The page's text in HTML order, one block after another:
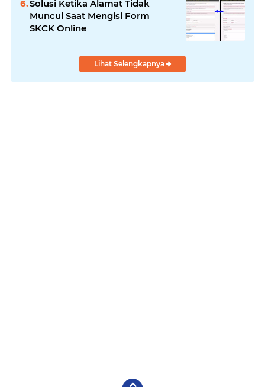
Solusi Ketika Alamat Tidak
Muncul Saat Mengisi Form
SKCK Online
Lihat Selengkapnya